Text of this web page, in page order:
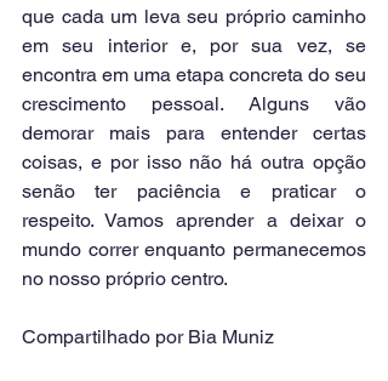
que cada um leva seu próprio caminho
em seu interior e, por sua vez, se
encontra em uma etapa concreta do seu
crescimento pessoal. Alguns vão
demorar mais para entender certas
coisas, e por isso não há outra opção
senão ter paciência e praticar o
respeito. Vamos aprender a deixar o
mundo correr enquanto permanecemos
no nosso próprio centro.
Compartilhado por Bia Muniz